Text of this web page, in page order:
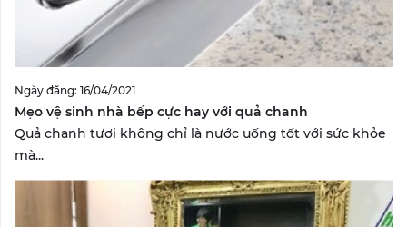
Ngày đăng: 16/04/2021
Mẹo vệ sinh nhà bếp cực hay với quả chanh
Quả chanh tươi không chỉ là nước uống tốt với sức khỏe
mà...